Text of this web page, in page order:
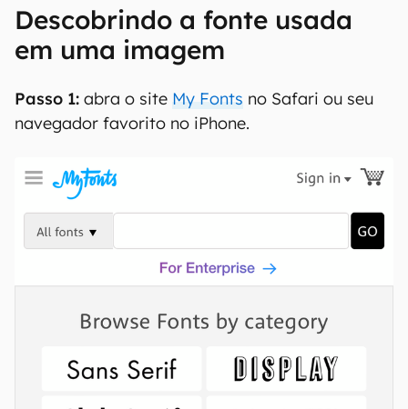
Descobrindo a fonte usada
em uma imagem
Passo 1:abra o site My Fonts
no Safari ou seu
navegador favorito no iPhone.